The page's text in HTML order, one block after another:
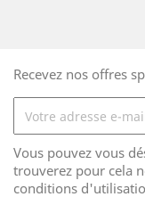
Recevez nos offres
Vous pouvez vous
trouverez pour cela
conditions